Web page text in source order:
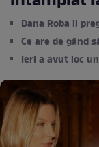
Dana Roba îi
Ce are de gând
Ieri a avut loc